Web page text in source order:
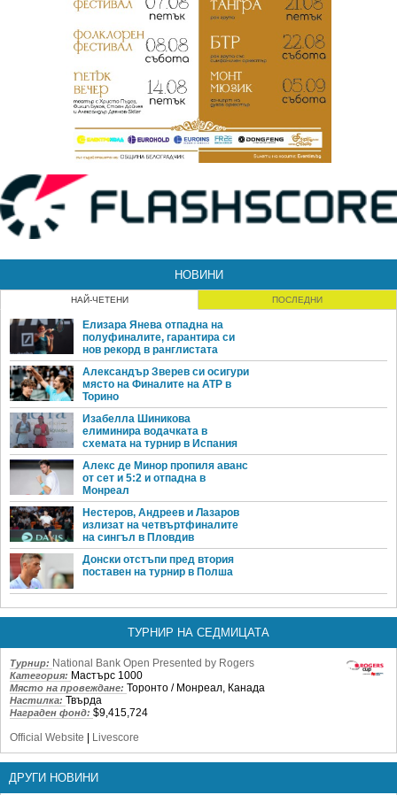
НОВИНИ
НАЙ-ЧЕТЕНИ ПОСЛЕДНИ
Елизара Янева отпадна на
полуфиналите, гарантира си
нов рекорд в ранглистата
Александър Зверев си осигури
място на Финалите на ATP в
Торино
Изабелла Шиникова
елиминира водачката в
схемата на турнир в Испания
Алекс де Минор пропиля аванс
от сет и 5:2 и отпадна в
Монреал
Нестеров, Андреев и Лазаров
излизат на четвъртфиналите
на сингъл в Пловдив
Донски отстъпи пред втория
поставен на турнир в Полша
ТУРНИР НА СЕДМИЦАТА
Турнир: National Bank Open Presented by Rogers
Категория: Мастърс 1000
Място на провеждане: Торонто / Монреал, Канада
Настилка: Твърда
Награден фонд: $9,415,724
Official Website
Livescore
ДРУГИ НОВИНИ